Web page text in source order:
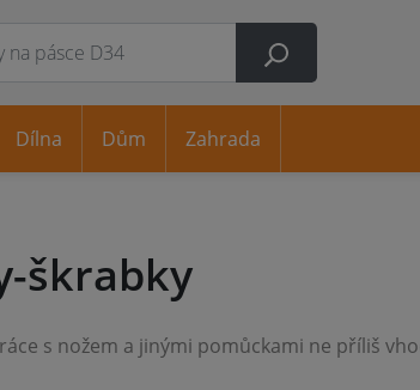
škrabky
Dílna Dům Zahrada